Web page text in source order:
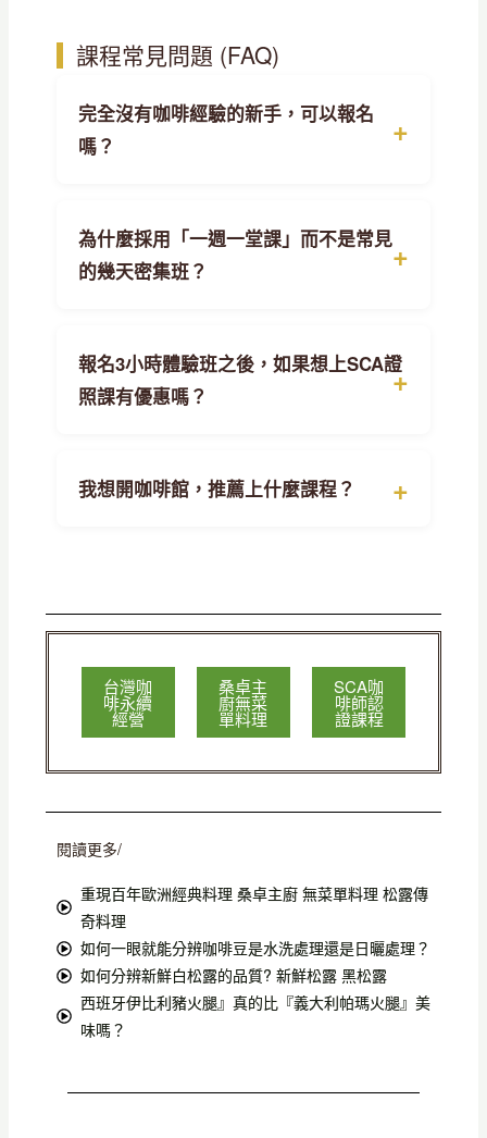
課程常見問題 (FAQ)
完全沒有咖啡經驗的新手，可以報名
嗎？
為什麼採用「一週一堂課」而不是常見
的幾天密集班？
報名3小時體驗班之後，如果想上SCA證
照課有優惠嗎？
我想開咖啡館，推薦上什麼課程？
台灣咖
啡永續
經營
桑卓主
廚無菜
單料理
SCA咖
啡師認
證課程
閱讀更多/
重現百年歐洲經典料理 桑卓主廚 無菜單料理 松露傳
奇料理
如何一眼就能分辨咖啡豆是水洗處理還是日曬處理？
如何分辨新鮮白松露的品質? 新鮮松露 黑松露
西班牙伊比利豬火腿』真的比『義大利帕瑪火腿』美
味嗎？